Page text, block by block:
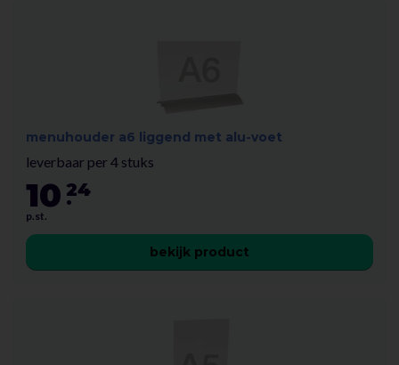
menuhouder a6 liggend met alu-voet
leverbaar per 4 stuks
10 .
24
p.st.
bekijk product